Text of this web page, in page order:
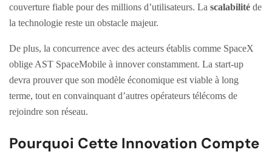
couverture fiable pour des millions d’utilisateurs. La scalabilité de
la technologie reste un obstacle majeur.
De plus, la concurrence avec des acteurs établis comme SpaceX
oblige AST SpaceMobile à innover constamment. La start-up
devra prouver que son modèle économique est viable à long
terme, tout en convainquant d’autres opérateurs télécoms de
rejoindre son réseau.
Pourquoi Cette Innovation Compte